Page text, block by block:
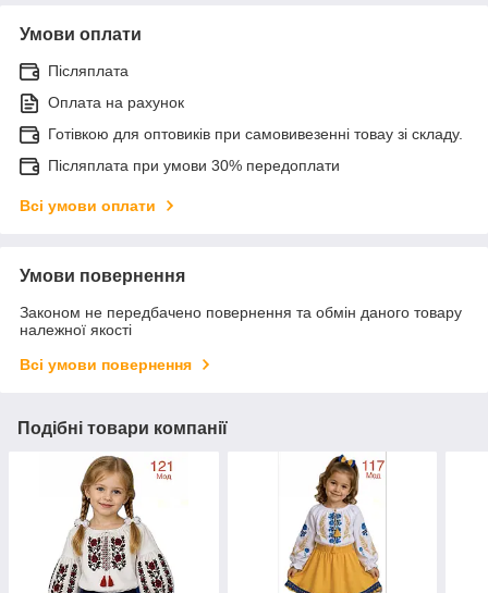
Умови оплати
Післяплата
Оплата на рахунок
Готівкою для оптовиків при самовивезенні товау зі складу.
Післяплата при умови 30% передоплати
Всі умови оплати
Умови повернення
Законом не передбачено повернення та обмін даного товару
належної якості
Всі умови повернення
Подібні товари компанії